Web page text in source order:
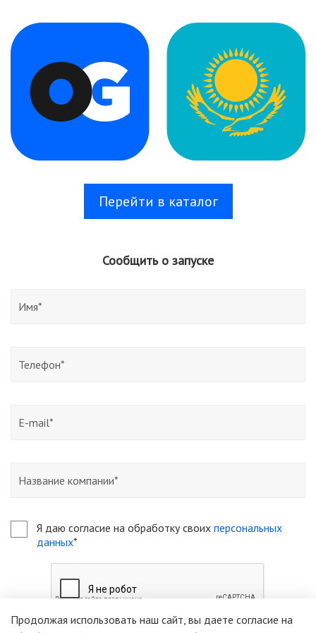
Перейти в каталог
Сообщить о запуске
Я даю согласие на обработку своих персональных
данных*
Продолжая использовать наш сайт, вы даете согласие на